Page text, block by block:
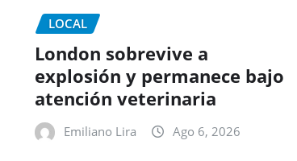
LOCAL
London sobrevive a
explosión y permanece bajo
atención veterinaria
Emiliano Lira Ago 6, 2026